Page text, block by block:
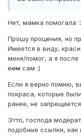
Нет, мамка помогала
Прошу прощения, но
Имеется в виду,
меня/помог, а я
сом сам :)
Если я верно помню,
покраса, которые
ранее, не
Этто, господа
подобные ссылки,